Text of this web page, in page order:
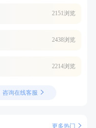
2151浏览
2438浏览
2214浏览
咨询在线客服
更多热门